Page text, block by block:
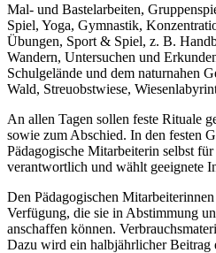
Mal- und Bastelarbeiten,
Spiel, Yoga, Gymnastik,
Übungen, Sport & Spiel, z. B.
Wandern, Untersuchen und
Schulgelände und dem naturnahen
Wald, Streuobstwiese,
An allen Tagen sollen feste Rituale
sowie zum Abschied. In den festen
Pädagogische Mitarbeiterin selbst
verantwortlich und wählt geeignete
Den Pädagogischen
Verfügung, die sie in Abstimmung
anschaffen können.
Dazu wird ein halbjährlicher Beitrag